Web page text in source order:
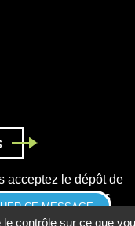
acceptez le dépôt de
des vidéos, des
CE MESSAGE
contrôle sur ce que